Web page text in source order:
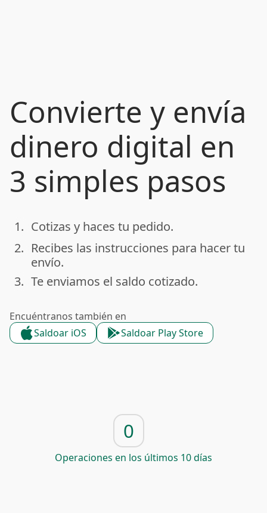
Convierte y envía
dinero digital en
3 simples pasos
done
1. Cotizas y haces tu pedido.
done
2. Recibes las instrucciones para hacer tu
envío.
done
3. Te enviamos el saldo cotizado.
Encuéntranos también en
Saldoar iOS
Saldoar Play Store
0
Operaciones en los últimos 10 días